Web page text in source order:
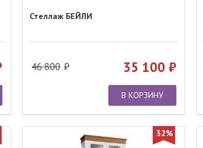
Стеллаж БЕЙЛИ
46 800 35 100
В КОРЗИНУ
32%